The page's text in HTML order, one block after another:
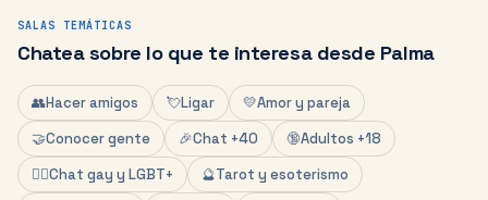
SALAS TEMÁTICAS
Chatea sobre lo que te interesa desde Palma
👥Hacer amigos 💘Ligar 💛Amor y pareja
🤝Conocer gente 🎉Chat +40 🔞Adultos +18
🏳️‍🌈Chat gay y LGBT+ 🔮Tarot y esoterismo